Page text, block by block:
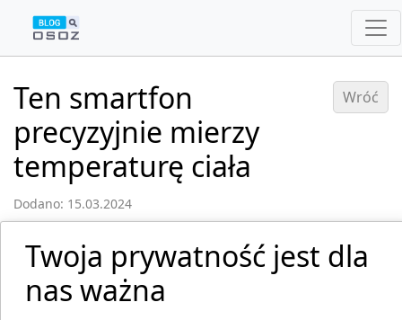
Ten smartfon
precyzyjnie mierzy
temperaturę ciała
Dodano: 15.03.2024
Wróć
Twoja prywatność jest dla
nas ważna